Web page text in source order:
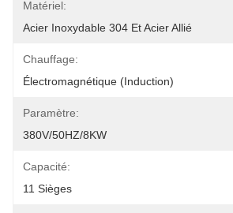
Matériel:
Acier Inoxydable 304 Et Acier Allié
Chauffage:
Électromagnétique (induction)
Paramètre:
380V/50HZ/8KW
Capacité:
11 Sièges